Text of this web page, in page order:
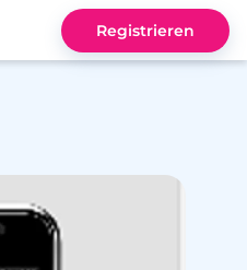
Registrieren